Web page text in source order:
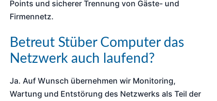
Points und sicherer Trennung von Gäste- und
Firmennetz.
Betreut Stüber Computer das
Netzwerk auch laufend?
Ja. Auf Wunsch übernehmen wir Monitoring,
Wartung und Entstörung des Netzwerks als Teil der